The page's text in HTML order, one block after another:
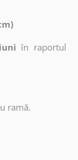
în raportul
ramă.